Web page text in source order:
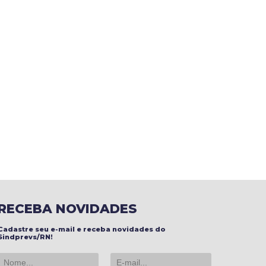
NOVIDADES
seu e-mail e receba novidades do
RN!